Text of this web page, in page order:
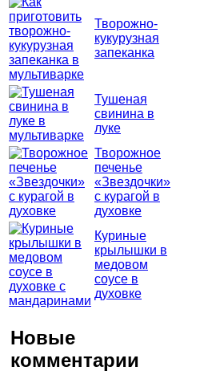
Творожно-
кукурузная
запеканка
Тушеная
свинина в
луке
Творожное
печенье
«Звездочки»
с курагой в
духовке
Куриные
крылышки в
медовом
соусе в
духовке
Новые
комментарии